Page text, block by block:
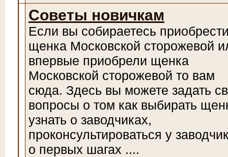
Советы новичкам
Если вы собираетесь
щенка Московской сторожевой
впервые приобрели щенка
Московской сторожевой то вам
сюда. Здесь вы можете задать
вопросы о том как выбирать
узнать о заводчиках,
проконсультироваться у
о первых шагах ....